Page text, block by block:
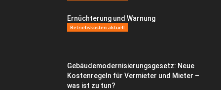
Ernüchterung und Warnung
Betriebskosten aktuell
Gebäudemodernisierungsgesetz: Neue
Kostenregeln für Vermieter und Mieter –
was ist zu tun?